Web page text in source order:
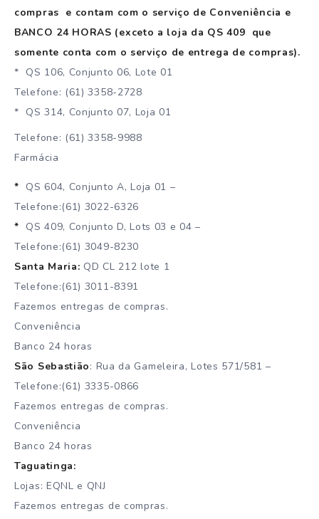
compras e contam com o serviço de Conveniência e
BANCO 24 HORAS (exceto a loja da QS 409 que
somente conta com o serviço de entrega de compras).
* QS 106, Conjunto 06, Lote 01
Telefone: (61) 3358-2728
* QS 314, Conjunto 07, Loja 01
Telefone: (61) 3358-9988
Farmácia
* QS 604, Conjunto A, Loja 01 –
Telefone:(61) 3022-6326
* QS 409, Conjunto D, Lots 03 e 04 –
Telefone:(61) 3049-8230
Santa Maria: QD CL 212 lote 1
Telefone:(61) 3011-8391
Fazemos entregas de compras.
Conveniência
Banco 24 horas
São Sebastião: Rua da Gameleira, Lotes 571/581 –
Telefone:(61) 3335-0866
Fazemos entregas de compras.
Conveniência
Banco 24 horas
Taguatinga:
Lojas: EQNL e QNJ
Fazemos entregas de compras.